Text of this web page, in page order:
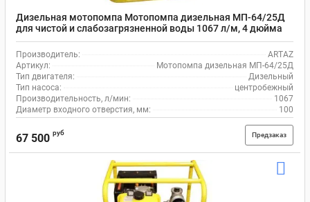
Дизельная мотопомпа Мотопомпа дизельная МП-64/25Д
для чистой и слабозагрязненной воды 1067 л/м, 4 дюйма
(100мм)
Производитель:
ARTAZ
Артикул:
Мотопомпа дизельная МП-64/25Д
Тип двигателя:
Дизельный
Тип насоса:
центробежный
Производительность, л/мин:
1067
Диаметр входного отверстия, мм:
100
67 500 руб Предзаказ